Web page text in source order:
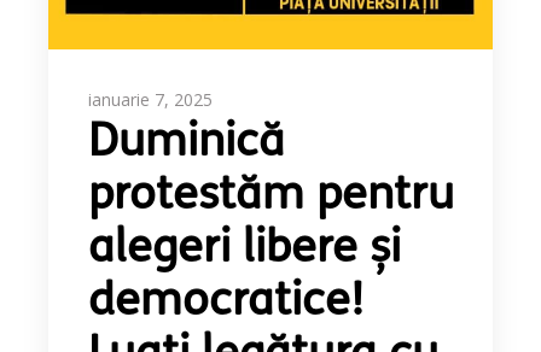
ianuarie 7, 2025
Duminică
protestăm pentru
alegeri libere și
democratice!